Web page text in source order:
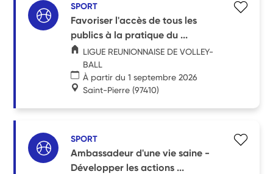
SPORT
Favoriser l'accès de tous les
publics à la pratique du ...
LIGUE REUNIONNAISE DE VOLLEY-
BALL
À partir du 1 septembre 2026
Saint-Pierre (97410)
SPORT
Ambassadeur d'une vie saine -
Développer les actions ...